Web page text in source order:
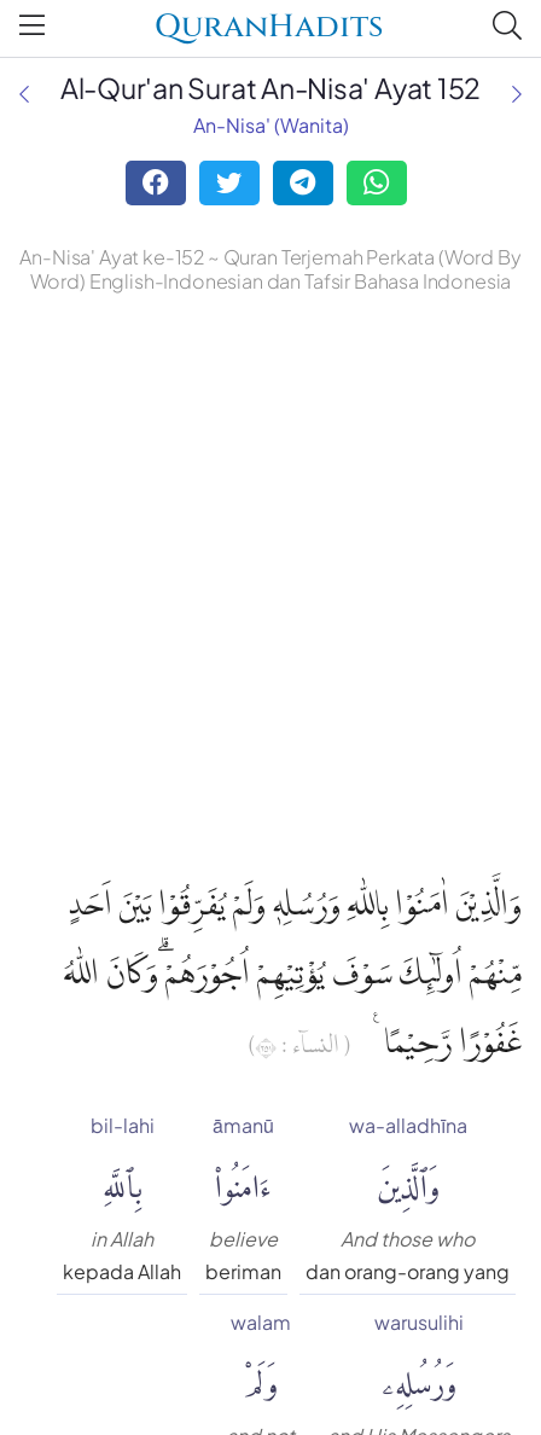
QuranHadits
Al-Qur'an Surat An-Nisa' Ayat 152
An-Nisa' (Wanita)
An-Nisa' Ayat ke-152 ~ Quran Terjemah Perkata (Word By
Word) English-Indonesian dan Tafsir Bahasa Indonesia
وَالَّذِيْنَ اٰمَنُوْا بِاللّٰهِ وَرُسُلِهٖ وَلَمْ يُفَرِّقُوْا بَيْنَ اَحَدٍ
مِّنْهُمْ اُولٰۤىِٕكَ سَوْفَ يُؤْتِيْهِمْ اُجُوْرَهُمْ ۗوَكَانَ اللّٰهُ
غَفُوْرًا رَّحِيْمًا ࣖ
( النساۤء : ١٥٢)
wa-alladhīna
وَٱلَّذِينَ
And those who
dan orang-orang yang
āmanū
ءَامَنُوا۟
believe
beriman
bil-lahi
بِٱللَّهِ
in Allah
kepada Allah
warusulihi
وَرُسُلِهِۦ
walam
وَلَمْ